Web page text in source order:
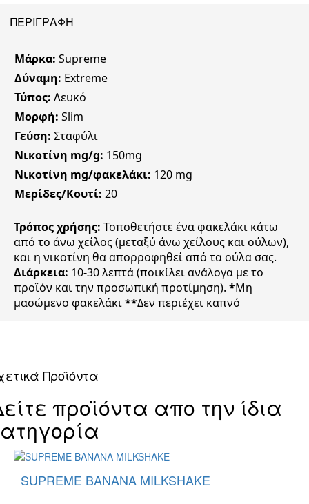
ΠΕΡΙΓΡΑΦΗ
Μάρκα: Supreme
Δύναμη: Extreme
Τύπος: Λευκό
Μορφή: Slim
Γεύση: Σταφύλι
Νικοτίνη mg/g: 150mg
Νικοτίνη mg/φακελάκι: 120 mg
Μερίδες/Κουτί: 20
Τρόπος χρήσης: Τοποθετήστε ένα φακελάκι κάτω
από το άνω χείλος (μεταξύ άνω χείλους και ούλων),
και η νικοτίνη θα απορροφηθεί από τα ούλα σας.
Διάρκεια: 10-30 λεπτά (ποικίλει ανάλογα με το
προϊόν και την προσωπική προτίμηση).*Μη
μασώμενο φακελάκι**Δεν περιέχει καπνό
Προϊόντα
προϊόντα απο την ίδια
SUPREME BANANA MILKSHAKE